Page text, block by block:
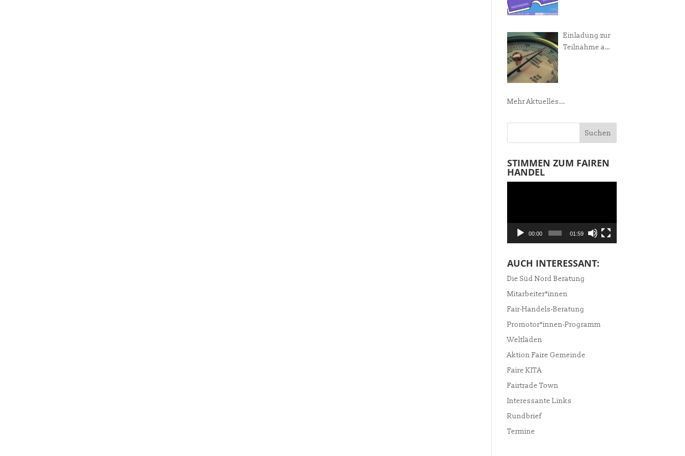
Einladung zur
Teilnahme am
Mehr Aktuelles...
STIMMEN ZUM FAIREN
HANDEL
00:00 01:59
AUCH INTERESSANT:
Die Süd Nord Beratung
Mitarbeiter*innen
Fair-Handels-Beratung
Promotor*innen-Programm
Weltläden
Aktion Faire Gemeinde
Faire KITA
Fairtrade Town
Interessante Links
Rundbrief
Termine